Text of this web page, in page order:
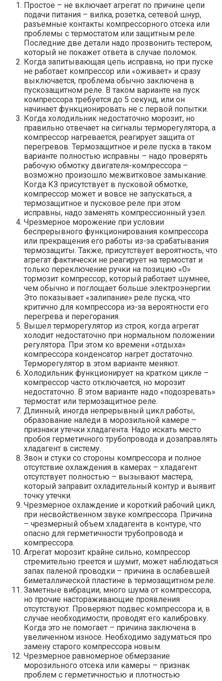
Простое – не включает агрегат по причине цепи
подачи питания – вилка, розетка, сетевой шнур,
разъемные контакты компрессорного отсека или
проблемы с термостатом или защитным реле.
Последние две детали надо прозвонить тестером,
который не покажет ответа в случае поломок.
Когда запитывающая цепь исправна, но при пуске
не работает компрессор или «оживает» и сразу
выключается, проблема обычно заключена в
пускозащитном реле. В таком варианте на пуск
компрессора требуется до 5 секунд, или он
начинает функционировать не с первой попытки.
Когда холодильник недостаточно морозит, но
правильно отвечает на сигналы терморегулятора, а
компрессор нагревается, реагирует защита от
перегревов. Термозащитное и реле пуска в таком
варианте полностью исправны – надо проверять
рабочую обмотку двигателя-компрессора –
возможно произошло межвитковое замыкание.
Когда КЗ присутствует в пусковой обмотке,
компрессор может и вовсе не запускаться, а
термозащитное и пусковое реле при этом
исправны, надо заменять компрессионный узел.
Чрезмерное морожение при условии
беспрерывного функционирования компрессора
или прекращения его работы из-за срабатывания
термозащиты. Также, присутствует вероятность, что
агрегат фактически не реагирует на термостат и
только переключение ручки на позицию «0»
тормозит компрессор, который работает шумнее,
чем обычно и поглощает больше электроэнергии.
Это показывает «залипание» реле пуска, что
критично для компрессора из-за вероятности его
перегрева и перегорания.
Вышел терморегулятор из строя, когда агрегат
холодит недостаточно при нормальном положении
регулятора. При этом ко времени «отдыха»
компрессора конденсатор нагрет достаточно.
Терморегулятор в этом варианте меняют.
Холодильник функционирует на кратком цикле –
компрессор часто отключается, но морозит
недостаточно. В этом варианте надо «подозревать»
термостат или термозащитное реле.
Длинный, иногда непрерывный цикл работы,
образование наледи в морозильной камере –
признаки утечки хладагента. Надо искать место
пробоя герметичного трубопровода и дозаправлять
хладагент в систему.
Звон и стуки со стороны компрессора и полное
отсутствие охлаждения в камерах – хладагент
отсутствует полностью – вызывают мастера,
который заправит охладительный контур и выявит
точку утечки.
Чрезмерное охлаждение и короткий рабочий цикл,
при несвойственном звуке компрессора. Причина
– чрезмерный объем хладагента в контуре, что
опасно для герметичности трубопровода и
компрессора.
Агрегат морозит крайне сильно, компрессор
стремительно греется и шумит, может наблюдаться
запах паленой проводки – причина в ослабевшей
биметаллической пластине в термозащитном реле.
Заметные вибрации, много шума от компрессора,
но прочие настораживающие проявления
отсутствуют. Проверяют подвес компрессора и, в
случае необходимости, проводят его калибровку.
Когда это не помогает – причина заключена в
увеличенном износе. Необходимо задуматься про
замену старого компрессора новым.
Чрезмерное равномерное обмерзание
морозильного отсека или камеры – признак
проблем с герметичностью и плотностью